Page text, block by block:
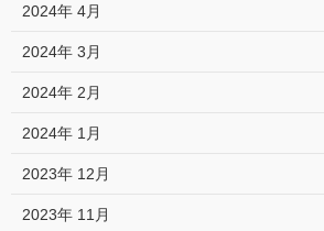
2024年 4月
2024年 3月
2024年 2月
2024年 1月
2023年 12月
2023年 11月